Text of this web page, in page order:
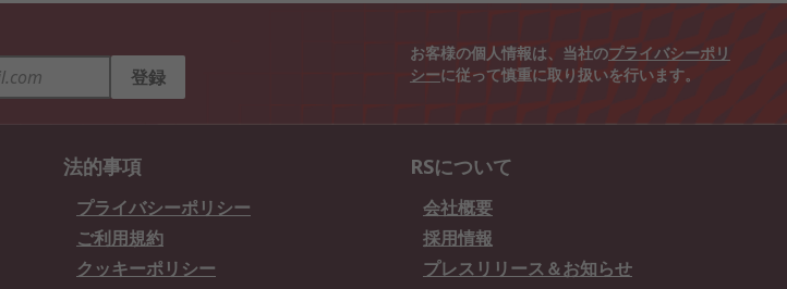
登録
お客様の個人情報は、当社のプライバシーポリ
シーに従って慎重に取り扱いを行います。
法的事項
プライバシーポリシー
ご利用規約
クッキーポリシー
RSについて
会社概要
採用情報
プレスリリース＆お知らせ